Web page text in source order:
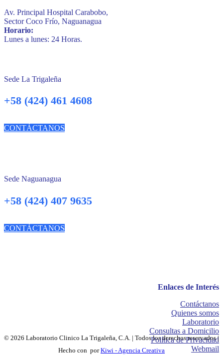
Av. Principal Hospital Carabobo,
Sector Coco Frío, Naguanagua
Horario:
Lunes a lunes: 24 Horas.
Sede La Trigaleña
+58 (424) 461 4608
CONTÁCTANOS
Sede Naguanagua
+58 (424) 407 9635
CONTÁCTANOS
Enlaces de Interés
Contáctanos
Quienes somos
Laboratorio
Consultas a Domicilio
Política de Privacidad
Webmail
© 2026 Laboratorio Clinico La Trigaleña, C.A. | Todos los derechos reservados |
Hecho con porKiwi - Agencia Creativa